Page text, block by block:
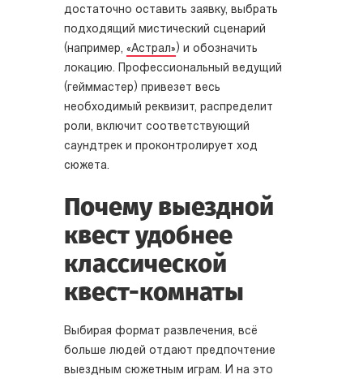
достаточно оставить заявку, выбрать
подходящий мистический сценарий
(например, «Астрал») и обозначить
локацию. Профессиональный ведущий
(гейммастер) привезет весь
необходимый реквизит, распределит
роли, включит соответствующий
саундтрек и проконтролирует ход
сюжета.
Почему выездной
квест удобнее
классической
квест-комнаты
Выбирая формат развлечения, всё
больше людей отдают предпочтение
выездным сюжетным играм. И на это